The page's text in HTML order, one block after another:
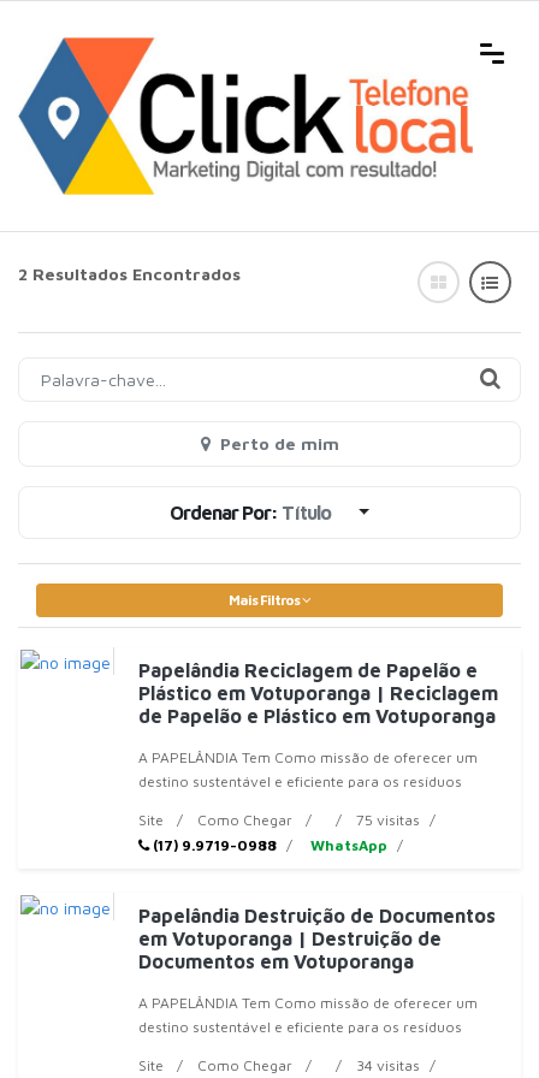
2 Resultados Encontrados
Perto de mim
Ordenar Por: Título
Mais Filtros
Papelândia Reciclagem de Papelão e
Plástico em Votuporanga | Reciclagem
de Papelão e Plástico em Votuporanga
A PAPELÂNDIA Tem Como missão de oferecer um
destino sustentável e eficiente para os resíduos
Site
Como Chegar
75 visitas
(17) 9.9719-0988
WhatsApp
Papelândia Destruição de Documentos
em Votuporanga | Destruição de
Documentos em Votuporanga
A PAPELÂNDIA Tem Como missão de oferecer um
destino sustentável e eficiente para os resíduos
Site
Como Chegar 34 visitas